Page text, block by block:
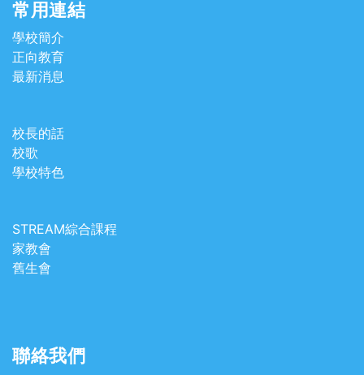
常用連結
學校簡介
正向教育
最新消息
校長的話
校歌
學校特色
STREAM綜合課程
家教會
舊生會
聯絡我們